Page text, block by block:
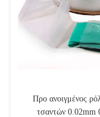
Προ ανοιγμένος
τσαντών 0.02mm